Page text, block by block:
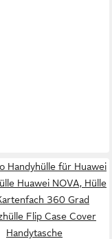
Handyhülle für Huawei
Huawei NOVA, Hülle
360 Grad
Flip Case Cover
Handytasche